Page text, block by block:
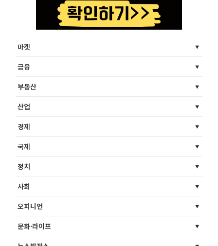
마켓
금융
부동산
산업
경제
국제
정치
사회
오피니언
문화·라이프